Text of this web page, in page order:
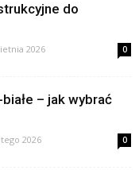
do
2026 0
– jak wybrać
2026 0